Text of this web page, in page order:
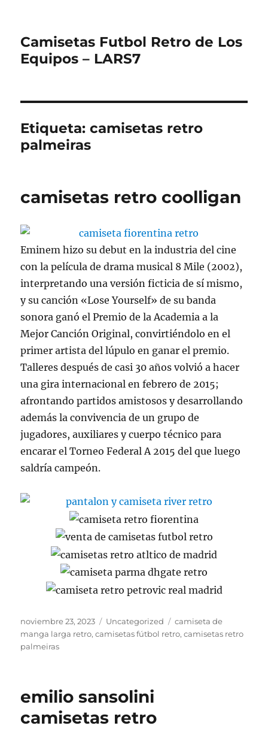
Camisetas Futbol Retro de Los
Equipos – LARS7
Etiqueta:camisetas retro
palmeiras
camisetas retro coolligan
Eminem hizo su debut en la industria del cine
con la película de drama musical 8 Mile (2002),
interpretando una versión ficticia de sí mismo,
y su canción «Lose Yourself» de su banda
sonora ganó el Premio de la Academia a la
Mejor Canción Original, convirtiéndolo en el
primer artista del lúpulo en ganar el premio.
Talleres después de casi 30 años volvió a hacer
una gira internacional en febrero de 2015;
afrontando partidos amistosos y desarrollando
además la convivencia de un grupo de
jugadores, auxiliares y cuerpo técnico para
encarar el Torneo Federal A 2015 del que luego
saldría campeón.
Publicado
el
noviembre 23, 2023 Categorías
Uncategorized Etiquetas
camiseta de
manga larga retro,camisetas fútbol retro,camisetas retro
palmeiras
emilio sansolini
camisetas retro